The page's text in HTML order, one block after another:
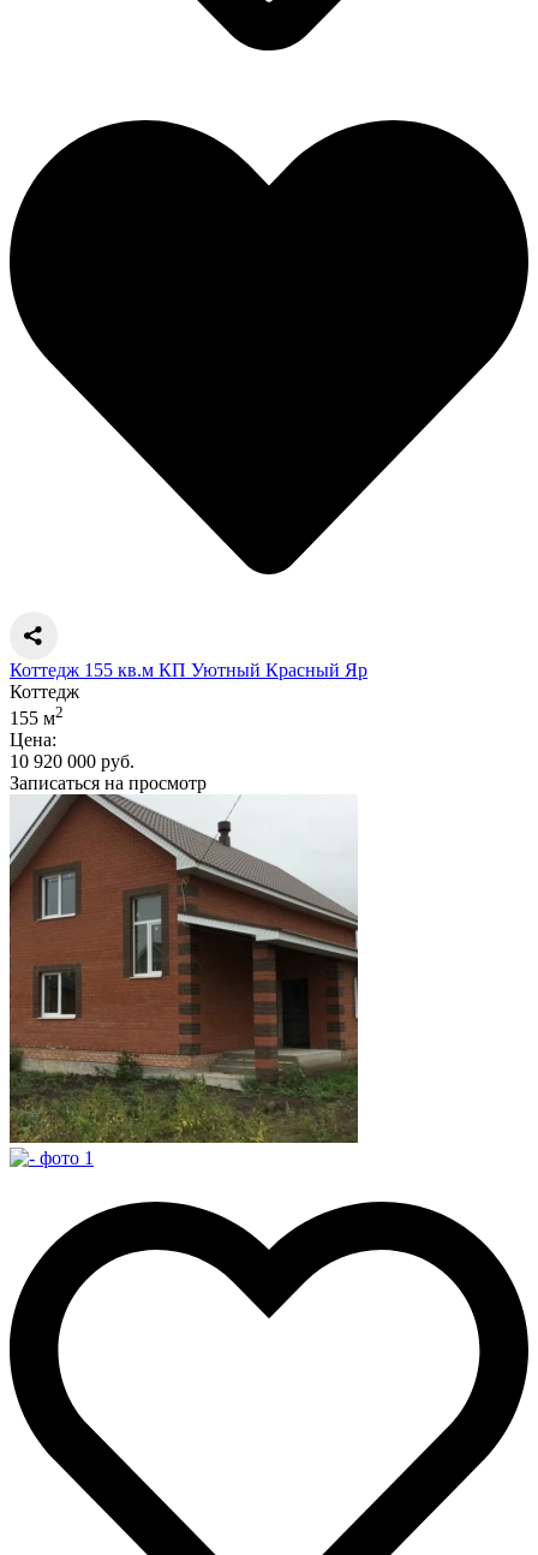
Коттедж 155 кв.м КП Уютный Красный Яр
Коттедж
155 м2
Цена:
10 920 000 руб.
Записаться на просмотр